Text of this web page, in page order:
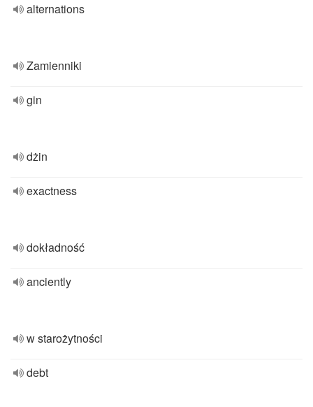
alternations
Zamienniki
gin
dżin
exactness
dokładność
anciently
w starożytności
debt